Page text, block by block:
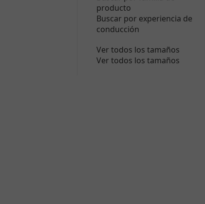
producto
Buscar por experiencia de
conducción
Ver todos los tamaños
Ver todos los tamaños